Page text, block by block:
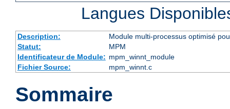
Langues
Description:
Module multi-processus optimisé
Statut:
MPM
Identificateur de Module: mpm_winnt_module
Fichier Source:
mpm_winnt.c
Sommaire